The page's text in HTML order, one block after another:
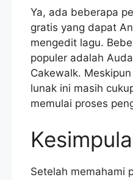
Ya, ada beberapa
gratis yang dapat
mengedit lagu.
populer adalah
Cakewalk.
lunak ini masih
memulai proses
Setelah memahami